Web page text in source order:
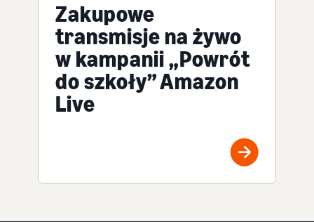
Zakupowe
transmisje na żywo
w kampanii „Powrót
do szkoły” Amazon
Live